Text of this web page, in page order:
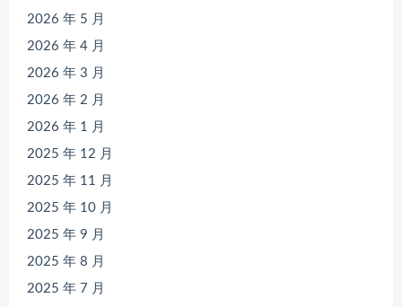
2026 年 5 月
2026 年 4 月
2026 年 3 月
2026 年 2 月
2026 年 1 月
2025 年 12 月
2025 年 11 月
2025 年 10 月
2025 年 9 月
2025 年 8 月
2025 年 7 月